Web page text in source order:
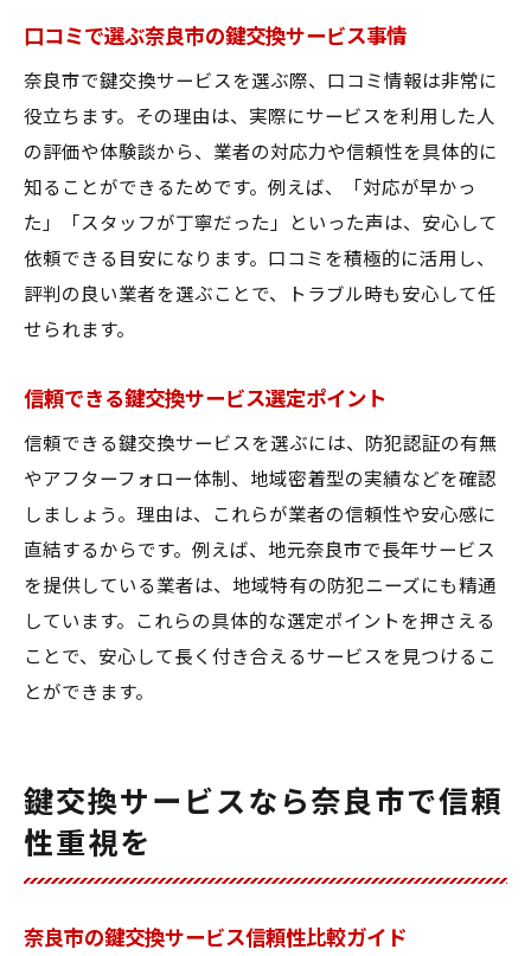
口コミで選ぶ奈良市の鍵交換サービス事情
奈良市で鍵交換サービスを選ぶ際、口コミ情報は非常に
役立ちます。その理由は、実際にサービスを利用した人
の評価や体験談から、業者の対応力や信頼性を具体的に
知ることができるためです。例えば、「対応が早かっ
た」「スタッフが丁寧だった」といった声は、安心して
依頼できる目安になります。口コミを積極的に活用し、
評判の良い業者を選ぶことで、トラブル時も安心して任
せられます。
信頼できる鍵交換サービス選定ポイント
信頼できる鍵交換サービスを選ぶには、防犯認証の有無
やアフターフォロー体制、地域密着型の実績などを確認
しましょう。理由は、これらが業者の信頼性や安心感に
直結するからです。例えば、地元奈良市で長年サービス
を提供している業者は、地域特有の防犯ニーズにも精通
しています。これらの具体的な選定ポイントを押さえる
ことで、安心して長く付き合えるサービスを見つけるこ
とができます。
鍵交換サービスなら奈良市で信頼
性重視を
奈良市の鍵交換サービス信頼性比較ガイド